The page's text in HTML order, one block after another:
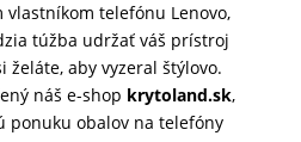
telefónu Lenovo,
túžba udržať váš prístroj
želáte, aby vyzeral štýlovo.
náš e-shop krytoland.sk,
ponuku obalov na telefóny